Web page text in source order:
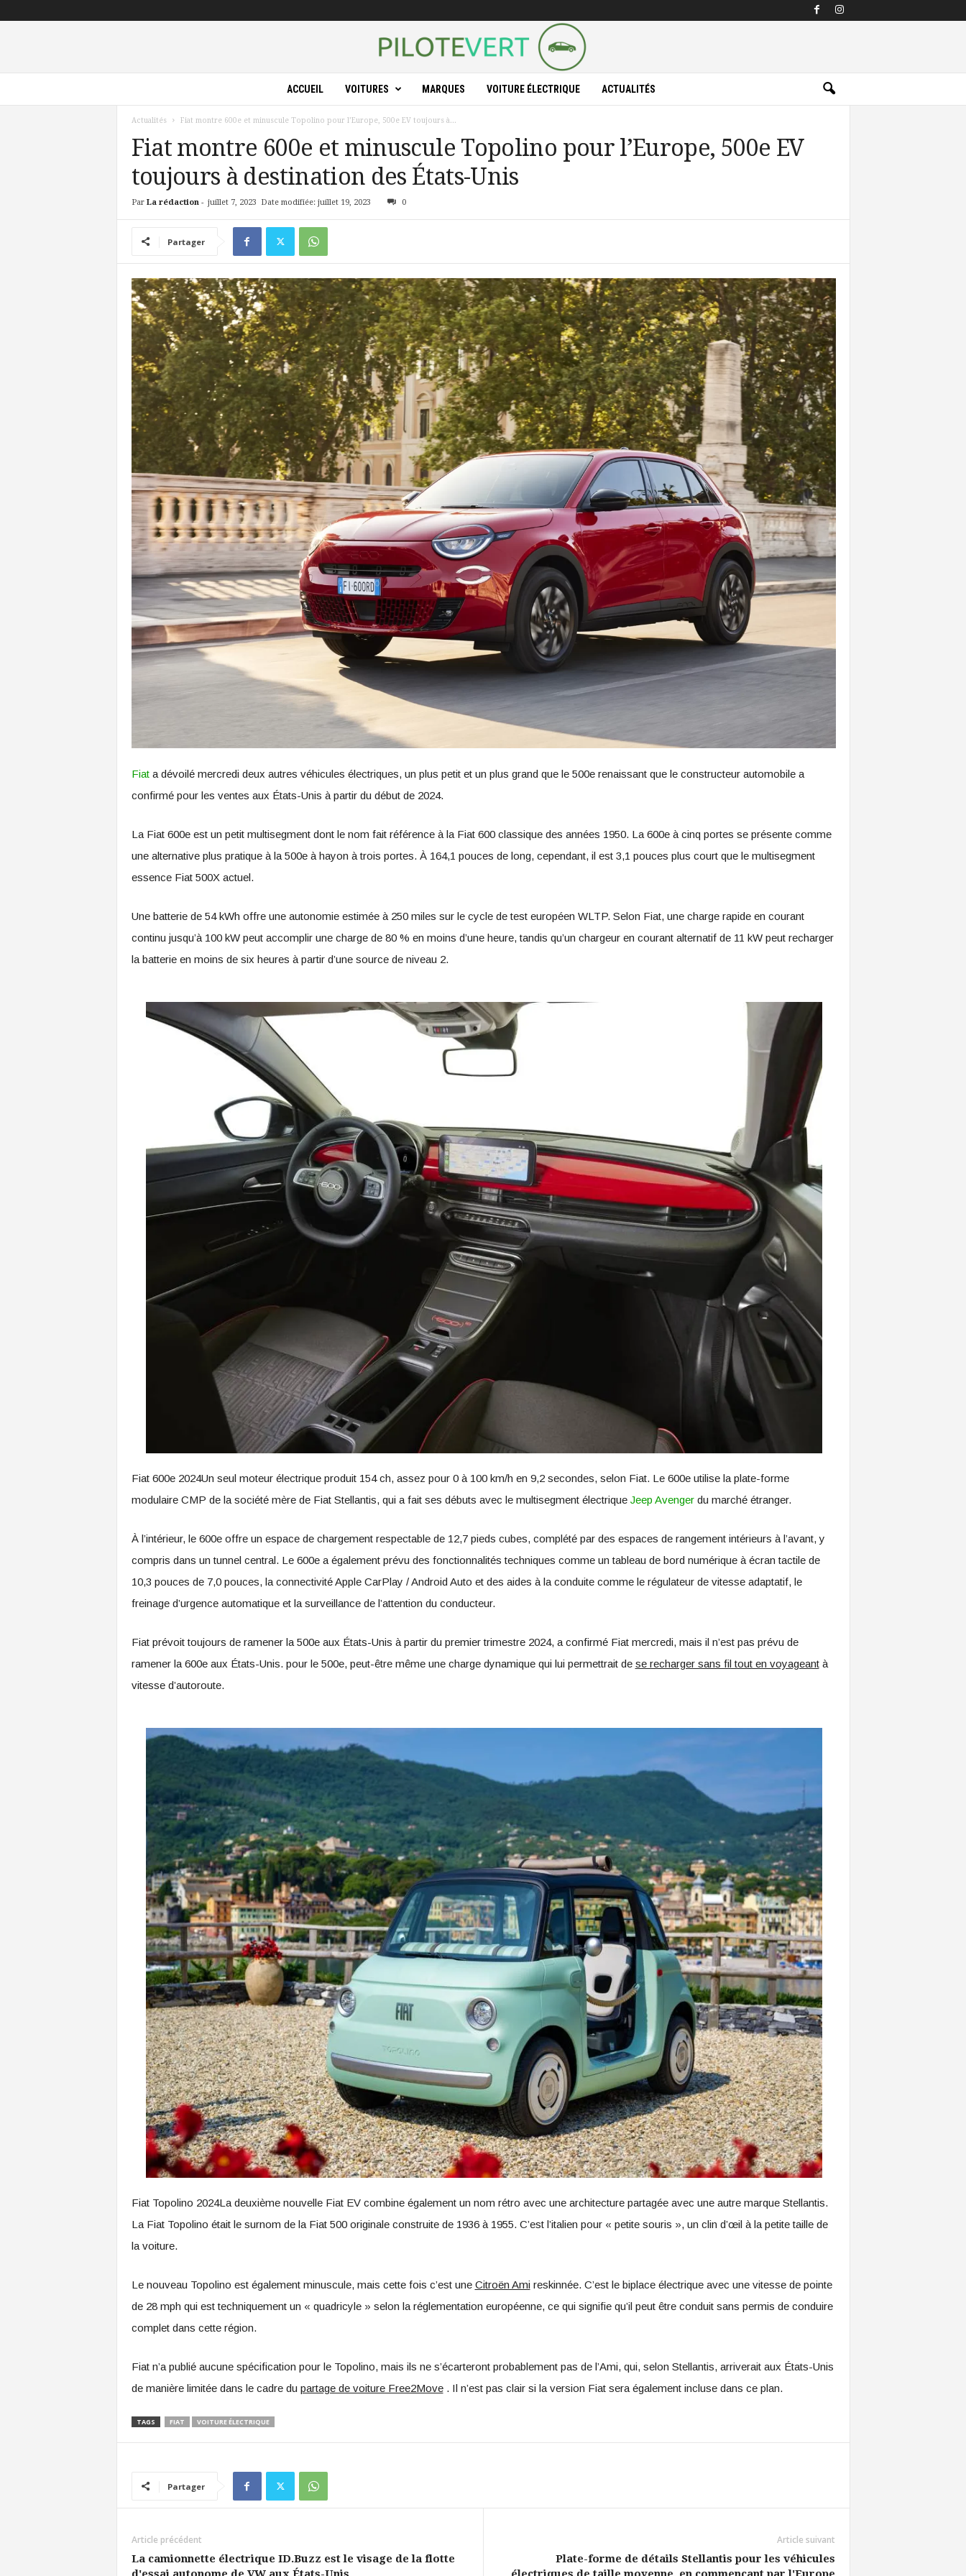
ACCUEIL VOITURES MARQUES VOITURE ÉLECTRIQUE ACTUALITÉS
Actualités Fiat montre 600e et minuscule Topolino pour l’Europe, 500e EV toujours à...
Fiat montre 600e et minuscule Topolino pour l’Europe, 500e EV
toujours à destination des États-Unis
Par La rédaction- juillet 7, 2023 Date modifiée: juillet 19, 2023 0
Partager
Fiata dévoilé mercredi deux autres véhicules électriques, un plus petit et un plus grand que le 500e renaissant que le constructeur automobile a
confirmé pour les ventes aux États-Unis à partir du début de 2024.
La Fiat 600e est un petit multisegment dont le nom fait référence à la Fiat 600 classique des années 1950. La 600e à cinq portes se présente comme
une alternative plus pratique à la 500e à hayon à trois portes. À 164,1 pouces de long, cependant, il est 3,1 pouces plus court que le multisegment
essence Fiat 500X actuel.
Une batterie de 54 kWh offre une autonomie estimée à 250 miles sur le cycle de test européen WLTP. Selon Fiat, une charge rapide en courant
continu jusqu’à 100 kW peut accomplir une charge de 80 % en moins d’une heure, tandis qu’un chargeur en courant alternatif de 11 kW peut recharger
la batterie en moins de six heures à partir d’une source de niveau 2.
Fiat 600e 2024Un seul moteur électrique produit 154 ch, assez pour 0 à 100 km/h en 9,2 secondes, selon Fiat. Le 600e utilise la plate-forme
modulaire CMP de la société mère de Fiat Stellantis, qui a fait ses débuts avec le multisegment électrique Jeep Avengerdu marché étranger.
À l’intérieur, le 600e offre un espace de chargement respectable de 12,7 pieds cubes, complété par des espaces de rangement intérieurs à l’avant, y
compris dans un tunnel central. Le 600e a également prévu des fonctionnalités techniques comme un tableau de bord numérique à écran tactile de
10,3 pouces de 7,0 pouces, la connectivité Apple CarPlay / Android Auto et des aides à la conduite comme le régulateur de vitesse adaptatif, le
freinage d’urgence automatique et la surveillance de l’attention du conducteur.
Fiat prévoit toujours de ramener la 500e aux États-Unis à partir du premier trimestre 2024, a confirmé Fiat mercredi, mais il n’est pas prévu de
ramener la 600e aux États-Unis. pour le 500e, peut-être même une charge dynamique qui lui permettrait de se recharger sans fil tout en voyageantà
vitesse d’autoroute.
Fiat Topolino 2024La deuxième nouvelle Fiat EV combine également un nom rétro avec une architecture partagée avec une autre marque Stellantis.
La Fiat Topolino était le surnom de la Fiat 500 originale construite de 1936 à 1955. C’est l’italien pour « petite souris », un clin d’œil à la petite taille de
la voiture.
Le nouveau Topolino est également minuscule, mais cette fois c’est une Citroën Amireskinnée. C’est le biplace électrique avec une vitesse de pointe
de 28 mph qui est techniquement un « quadricyle » selon la réglementation européenne, ce qui signifie qu’il peut être conduit sans permis de conduire
complet dans cette région.
Fiat n’a publié aucune spécification pour le Topolino, mais ils ne s’écarteront probablement pas de l’Ami, qui, selon Stellantis, arriverait aux États-Unis
de manière limitée dans le cadre du partage de voiture Free2Move. Il n’est pas clair si la version Fiat sera également incluse dans ce plan.
TAGS FIAT VOITURE ÉLECTRIQUE
Partager
Article précédent
La camionnette électrique ID.Buzz est le visage de la flotte
Article suivant
Plate-forme de détails Stellantis pour les véhicules